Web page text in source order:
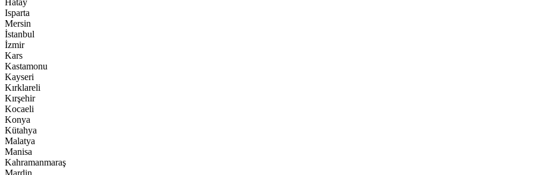
Hatay
Isparta
Mersin
İstanbul
İzmir
Kars
Kastamonu
Kayseri
Kırklareli
Kırşehir
Kocaeli
Konya
Kütahya
Malatya
Manisa
Kahramanmaraş
Mardin